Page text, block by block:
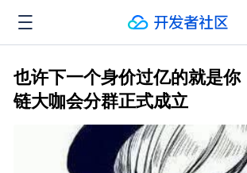
也许下一个身价过亿的就是你
链大咖会分群正式成立